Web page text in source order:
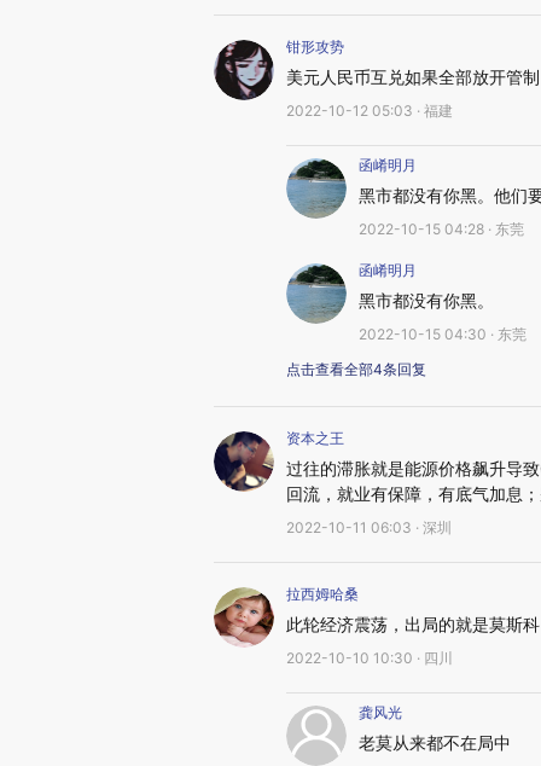
钳形攻势
美元人民币互兑如果全部放开管
2022-10-12 05:03 · 福建
函崤明月
黑市都没有你黑。他们
2022-10-15 04:28 · 东莞
函崤明月
黑市都没有你黑。
2022-10-15 04:30 · 东莞
点击查看全部4条回复
资本之王
过往的滞胀就是能源价格飙升导
回流，就业有保障，有底气加息
2022-10-11 06:03 · 深圳
拉西姆哈桑
此轮经济震荡，出局的就是莫斯
2022-10-10 10:30 · 四川
龚风光
老莫从来都不在局中